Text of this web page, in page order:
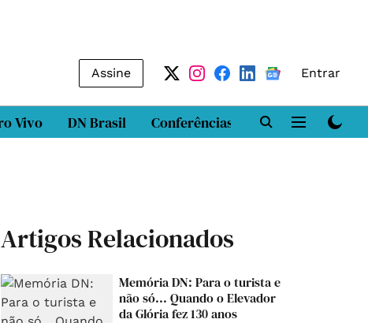
Assine Entrar
Vivo DN Brasil Conferências DN LAB
Artigos Relacionados
Memória DN: Para o turista e
não só... Quando o Elevador
da Glória fez 130 anos